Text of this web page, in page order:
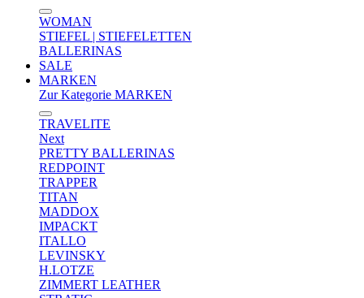
WOMAN
STIEFEL | STIEFELETTEN
BALLERINAS
SALE
MARKEN
Zur Kategorie MARKEN
TRAVELITE
Next
PRETTY BALLERINAS
REDPOINT
TRAPPER
TITAN
MADDOX
IMPACKT
ITALLO
LEVINSKY
H.LOTZE
ZIMMERT LEATHER